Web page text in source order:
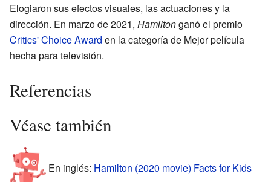
Elogiaron sus efectos visuales, las actuaciones y la
dirección. En marzo de 2021, Hamiltonganó el premio
Critics' Choice Award en la categoría de Mejor película
hecha para televisión.
Referencias
Véase también
En inglés: Hamilton (2020 movie) Facts for Kids